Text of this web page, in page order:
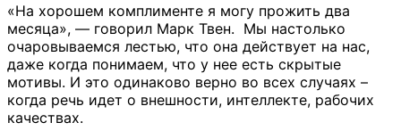
«На хорошем комплименте я могу прожить два
месяца», — говорил Марк Твен. Мы настолько
очаровываемся лестью, что она действует на нас,
даже когда понимаем, что у нее есть скрытые
мотивы. И это одинаково верно во всех случаях –
когда речь идет о внешности, интеллекте, рабочих
качествах.